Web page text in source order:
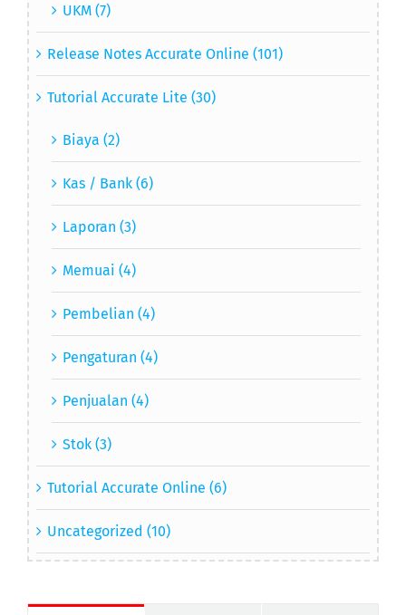
UKM (7)
Release Notes Accurate Online (101)
Tutorial Accurate Lite (30)
Biaya (2)
Kas / Bank (6)
Laporan (3)
Memuai (4)
Pembelian (4)
Pengaturan (4)
Penjualan (4)
Stok (3)
Tutorial Accurate Online (6)
Uncategorized (10)